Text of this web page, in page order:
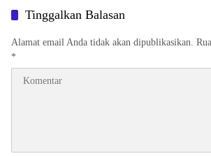
Tinggalkan Balasan
Alamat email Anda tidak akan dipublikasikan.
*